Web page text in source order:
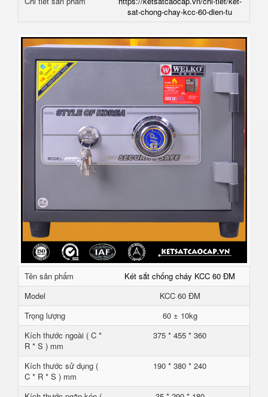
sat-chong-chay-kcc-60-dien-tu
Tên sản phẩm
Két sắt chống cháy KCC 60 ĐM
Model
KCC 60 ĐM
Trọng lượng
60 ± 10kg
Kích thước ngoài ( C *
R * S ) mm
375 * 455 * 360
Kích thước sử dụng (
C * R * S ) mm
190 * 380 * 240